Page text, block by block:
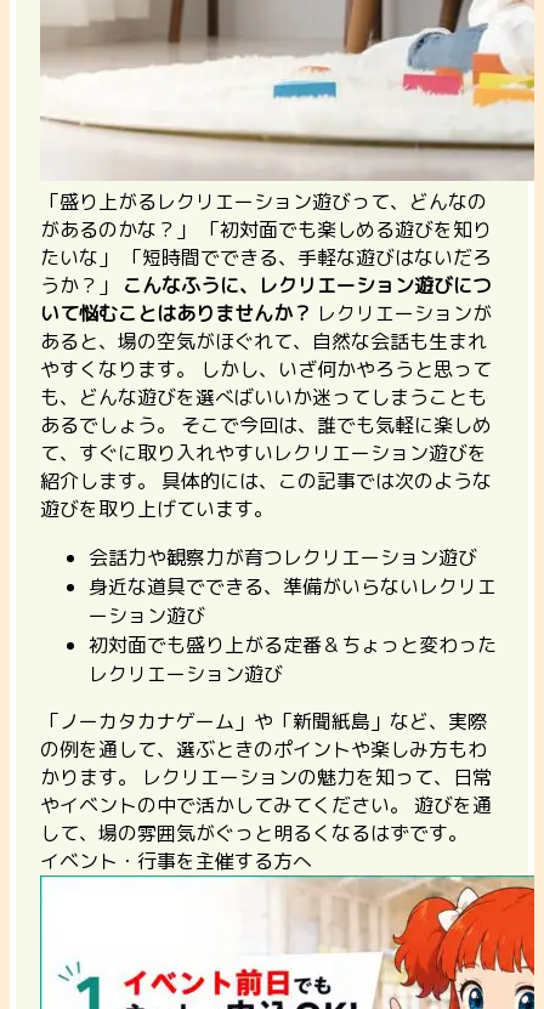
「盛り上がるレクリエーション遊びって、どんなの
があるのかな？」 「初対面でも楽しめる遊びを知り
たいな」 「短時間でできる、手軽な遊びはないだろ
うか？」 こんなふうに、レクリエーション遊びにつ
いて悩むことはありませんか？ レクリエーションが
あると、場の空気がほぐれて、自然な会話も生まれ
やすくなります。 しかし、いざ何かやろうと思って
も、どんな遊びを選べばいいか迷ってしまうことも
あるでしょう。 そこで今回は、誰でも気軽に楽しめ
て、すぐに取り入れやすいレクリエーション遊びを
紹介します。
具体的には、この記事では次のような
遊びを取り上げています。
会話力や観察力が育つレクリエーション遊び
身近な道具でできる、準備がいらないレクリエ
ーション遊び
初対面でも盛り上がる定番＆ちょっと変わった
レクリエーション遊び
「ノーカタカナゲーム」や「新聞紙島」など、実際
の例を通して、選ぶときのポイントや楽しみ方もわ
かります。
レクリエーションの魅力を知って、日常
やイベントの中で活かしてみてください。
遊びを通
して、場の雰囲気がぐっと明るくなるはずです。
イベント・行事を主催する方へ